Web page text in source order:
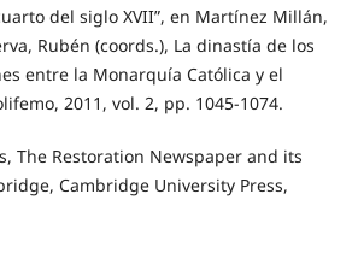
del siglo XVII”, en Martínez Millán,
Rubén (coords.), La dinastía de los
entre la Monarquía Católica y el
2011, vol. 2, pp. 1045-1074.
The Restoration Newspaper and its
Cambridge University Press,